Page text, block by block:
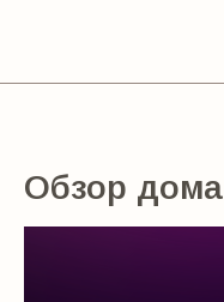
Обзор дома